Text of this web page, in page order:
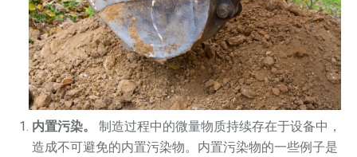
内置污染。
制造过程中的微量物质持续存在于设备中，
造成不可避免的内置污染物。内置污染物的一些例子是